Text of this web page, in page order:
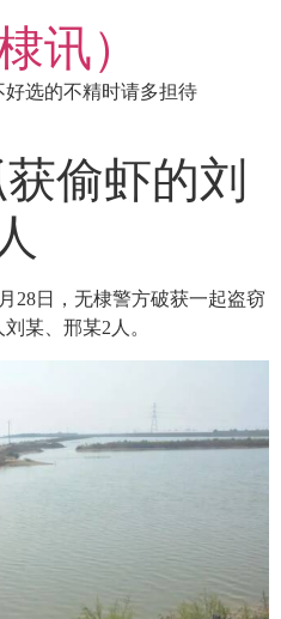
讯）
选的不精时请多担待
偷虾的刘
28日，无棣警方破获一起盗窃
某、邢某2人。